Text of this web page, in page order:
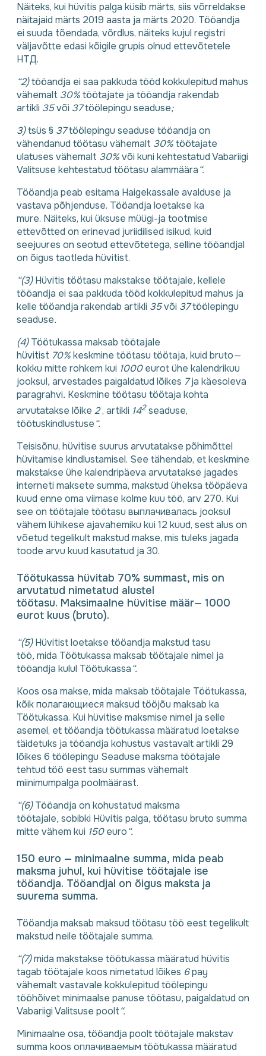
Näiteks, kui hüvitis palga küsib märts, siis võrreldakse
näitajaid märts 2019 aasta ja märts 2020. Tööandja
ei suuda tõendada, võrdlus, näiteks kujul registri
väljavõtte edasi kõigile grupis olnud ettevõtetele
НТД.
“2)tööandja ei saa pakkuda tööd kokkulepitud mahus
vähemalt 30%töötajate ja tööandja rakendab
artikli 35või 37töölepingu seaduse;
3)tsüs § 37töölepingu seaduse tööandja on
vähendanud töötasu vähemalt 30%töötajate
ulatuses vähemalt 30%või kuni kehtestatud Vabariigi
Valitsuse kehtestatud töötasu alammäära“.
Tööandja peab esitama Haigekassale avalduse ja
vastava põhjenduse. Tööandja loetakse ka
mure. Näiteks, kui üksuse müügi-ja tootmise
ettevõtted on erinevad juriidilised isikud, kuid
seejuures on seotud ettevõtetega, selline tööandjal
on õigus taotleda hüvitist.
“(3)Hüvitis töötasu makstakse töötajale,kellele
tööandja ei saa pakkuda tööd kokkulepitud mahus ja
kelle tööandja rakendab artikli 35või 37töölepingu
seaduse.
(4)Töötukassa maksab töötajale
hüvitist 70%keskmine töötasu töötaja,kuid bruto—
kokku mitte rohkem kui 1000eurot ühe kalendrikuu
jooksul,arvestades paigaldatud lõikes 7ja käesoleva
paragrahvi. Keskmine töötasu töötaja kohta
arvutatakse lõike 2, artikli 142 seaduse,
töötuskindlustuse“.
Teisisõnu, hüvitise suurus arvutatakse põhimõttel
hüvitamise kindlustamisel. See tähendab, et keskmine
makstakse ühe kalendripäeva arvutatakse jagades
interneti maksete summa, makstud üheksa tööpäeva
kuud enne oma viimase kolme kuu töö, arv 270. Kui
see on töötajale töötasu выплачивалась jooksul
vähem lühikese ajavahemiku kui 12 kuud, sest alus on
võetud tegelikult makstud makse, mis tuleks jagada
toode arvu kuud kasutatud ja 30.
Töötukassa hüvitab 70% summast, mis on
arvutatud nimetatud alustel
töötasu. Maksimaalne hüvitise määr— 1000
eurot kuus (bruto).
“(5)Hüvitist loetakse tööandja makstud tasu
töö,mida Töötukassa maksab töötajale nimel ja
tööandja kulul Töötukassa“.
Koos osa makse, mida maksab töötajale Töötukassa,
kõik полагающиеся maksud tööjõu maksab ka
Töötukassa. Kui hüvitise maksmise nimel ja selle
asemel, et tööandja töötukassa määratud loetakse
täidetuks ja tööandja kohustus vastavalt artikli 29
lõikes 6 töölepingu Seaduse maksma töötajale
tehtud töö eest tasu summas vähemalt
miinimumpalga poolmäärast.
“(6)Tööandja on kohustatud maksma
töötajale,sobibki Hüvitis palga,töötasu bruto summa
mitte vähem kui 150euro“.
150 euro — minimaalne summa, mida peab
maksma juhul, kui hüvitise töötajale ise
tööandja. Tööandjal on õigus maksta ja
suurema summa.
Tööandja maksab maksud töötasu töö eest tegelikult
makstud neile töötajale summa.
“(7)mida makstakse töötukassa määratud hüvitis
tagab töötajale koos nimetatud lõikes 6pay
vähemalt vastavale kokkulepitud töölepingu
tööhõivet minimaalse panuse töötasu,paigaldatud on
Vabariigi Valitsuse poolt“.
Minimaalne osa, tööandja poolt töötajale makstav
summa koos оплачиваемым töötukassa määratud